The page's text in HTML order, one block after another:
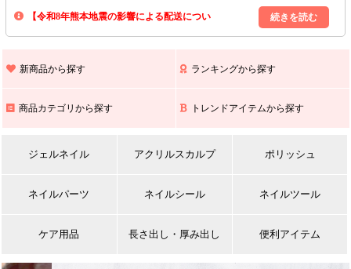
8/13(木)～8/16(日)の間｢出荷業務・お問い合わせ業務｣はお休みいたしま
上記期間中のご注文・お問い合わせは8/17(月)以降の対応となりますので
【令和8年熊本地震の影響による配送につい
また､ 九州全域でお荷物のお届けに遅延が生じております｡
新商品から探す ランキングから探す
商品カテゴリから探す トレンドアイテムから探す
ジェルネイル アクリルスカルプ ポリッシュ
ネイルパーツ ネイルシール ネイルツール
ケア用品 長さ出し・厚み出し 便利アイテム